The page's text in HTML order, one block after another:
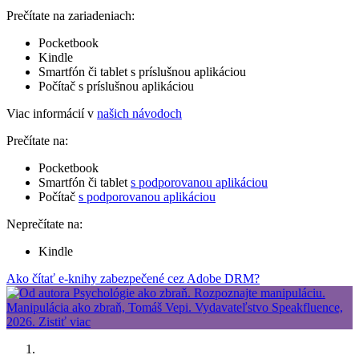
Prečítate na zariadeniach:
Pocketbook
Kindle
Smartfón či tablet s príslušnou aplikáciou
Počítač s príslušnou aplikáciou
Viac informácií v našich návodoch
Prečítate na:
Pocketbook
Smartfón či tablet s podporovanou aplikáciou
Počítač s podporovanou aplikáciou
Neprečítate na:
Kindle
Ako čítať e-knihy zabezpečené cez Adobe DRM?